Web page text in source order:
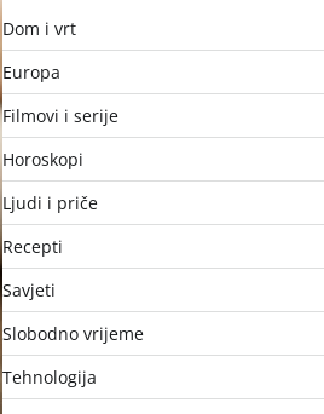
Dom i vrt
Europa
Filmovi i serije
Horoskopi
Ljudi i priče
Recepti
Savjeti
Slobodno vrijeme
Tehnologija